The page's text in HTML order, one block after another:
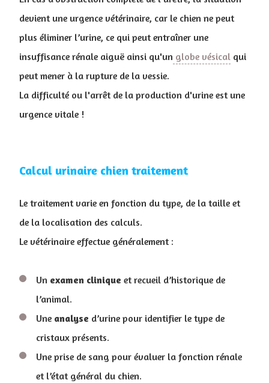
devient une urgence vétérinaire, car le chien ne peut
plus éliminer l’urine, ce qui peut entraîner une
insuffisance rénale aiguë ainsi qu'un globe vésical qui
peut mener à la rupture de la vessie.
La difficulté ou l'arrêt de la production d'urine est une
urgence vitale !
Calcul urinaire chien traitement
Le traitement varie en fonction du type, de la taille et
de la localisation des calculs.
Le vétérinaire effectue généralement :
Un examen clinique et recueil d’historique de
l’animal.
Une analyse d’urine pour identifier le type de
cristaux présents.
Une prise de sang pour évaluer la fonction rénale
et l’état général du chien.